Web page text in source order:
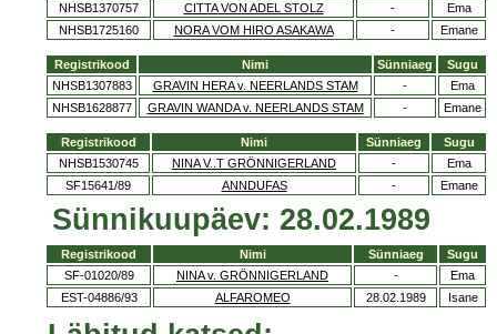
NHSB1370757
CITTA VON ADEL STOLZ -
Ema
NHSB1725160
NORA VOM HIRO ASAKAWA - Emane
Registrikood Nimi Sünniaeg
Sugu
NHSB1307883
GRAVIN HERA v. NEERLANDS STAM -
Ema
NHSB1628877
GRAVIN WANDA v. NEERLANDS STAM - Emane
Registrikood Nimi Sünniaeg
Sugu
NHSB1530745
NINA V..T GRÖNNIGERLAND -
Ema
SF15641/89
ANNDUFAS - Emane
Sünnikuupäev: 28.02.1989
Registrikood Nimi Sünniaeg
Sugu
SF-01020/89
NINA v. GRÖNNIGERLAND -
Ema
EST-04886/93
ALFAROMEO 28.02.1989 Isane